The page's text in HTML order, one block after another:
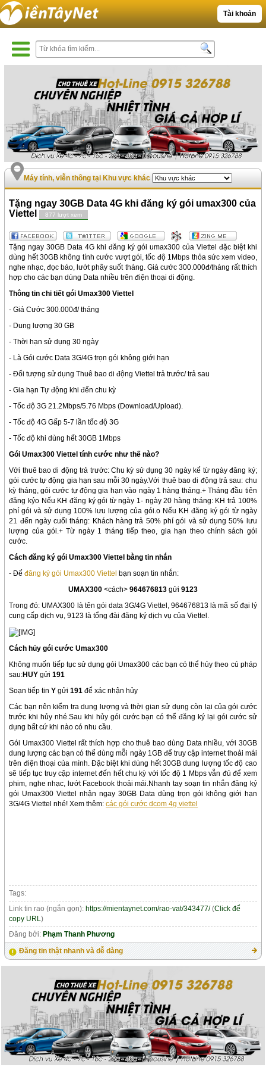
Tài khoản
Máy tính, viễn thông tại Khu vực khác
Tặng ngay 30GB Data 4G khi đăng ký gói umax300 của
Viettel
877 lượt xem
Tặng ngay 30GB Data 4G khi đăng ký gói umax300 của Viettel đặc biệt khi
dùng hết 30GB không tính cước vượt gói, tốc độ 1Mbps thỏa sức xem video,
nghe nhạc, đọc báo, lướt phây suốt tháng. Giá cước 300.000đ/tháng rất thích
hợp cho các bạn dùng Data nhiều trên điện thoại di động.
Thông tin chi tiết gói Umax300 Viettel
- Giá Cước 300.000đ/ tháng
- Dung lượng 30 GB
- Thời hạn sử dụng 30 ngày
- Là Gói cước Data 3G/4G trọn gói không giới hạn
- Đối tượng sử dụng Thuê bao di động Viettel trả trước/ trả sau
- Gia hạn Tự động khi đến chu kỳ
- Tốc độ 3G 21.2Mbps/5.76 Mbps (Download/Upload).
- Tốc độ 4G Gấp 5-7 lần tốc độ 3G
- Tốc độ khi dùng hết 30GB 1Mbps
Gói Umax300 Viettel tính cước như thế nào?
Với thuê bao di động trả trước: Chu kỳ sử dụng 30 ngày kể từ ngày đăng ký;
gói cước tự động gia hạn sau mỗi 30 ngày.Với thuê bao di động trả sau: chu
kỳ tháng, gói cước tự động gia hạn vào ngày 1 hàng tháng.+ Tháng đầu tiên
đăng kýo Nếu KH đăng ký gói từ ngày 1- ngày 20 hàng tháng: KH trả 100%
phí gói và sử dụng 100% lưu lượng của gói.o Nếu KH đăng ký gói từ ngày
21 đến ngày cuối tháng: Khách hàng trả 50% phí gói và sử dụng 50% lưu
lượng của gói.+ Từ ngày 1 tháng tiếp theo, gia hạn theo chính sách gói
cước.
Cách đăng ký gói Umax300 Viettel bằng tin nhắn
- Đểđăng ký gói Umax300 Viettel bạn soạn tin nhắn:
UMAX300<cách> 964676813 gửi 9123
Trong đó: UMAX300 là tên gói data 3G/4G Viettel, 964676813 là mã số đại lý
cung cấp dịch vụ, 9123 là tổng đài đăng ký dịch vụ của Viettel.
Cách hủy gói cước Umax300
Không muốn tiếp tục sử dụng gói Umax300 các bạn có thể hủy theo cú pháp
sau:HUYgửi191
​Soạn tiếp tinYgửi191để xác nhận hủy​
Các bạn nên kiểm tra dung lượng và thời gian sử dụng còn lại của gói cước
trước khi hủy nhé.Sau khi hủy gói cước bạn có thể đăng ký lại gói cước sử
dụng bất cứ khi nào có nhu cầu.
Gói Umax300 Viettel rất thích hợp cho thuê bao dùng Data nhiều, với 30GB
dung lượng các bạn có thể dùng mỗi ngày 1GB để truy cập internet thoải mái
trên điện thoại của mình. Đặc biệt khi dùng hết 30GB dung lượng tốc độ cao
sẽ tiếp tục truy cập internet đến hết chu kỳ với tốc độ 1 Mbps vẫn đủ để xem
phim, nghe nhạc, lướt Facebook thoải mái.Nhanh tay soạn tin nhắn đăng ký
gói Umax300 Viettel nhận ngay 30GB Data dùng trọn gói không giới hạn
3G/4G Viettel nhé! Xem thêm:các gói cước dcom 4g viettel
Tags:
Link tin rao (ngắn gọn):https://mientaynet.com/rao-vat/343477/(Click để
copy URL)
Đăng bởi:Phạm Thanh Phương
Đăng tin thật nhanh và dễ dàng